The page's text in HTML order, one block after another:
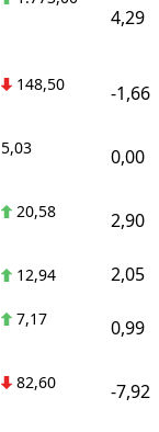
4,29
148,50 -1,66
5,03 0,00
20,58 2,90
12,94 2,05
7,17 0,99
82,60 -7,92